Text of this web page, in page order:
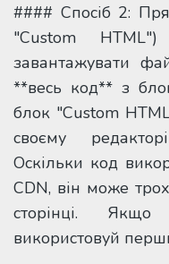
#### Спосіб 2:
"Custom
завантажувати
**весь код** з
блок "Custom
своєму
Оскільки код
CDN, він може
сторінці.
використовуй